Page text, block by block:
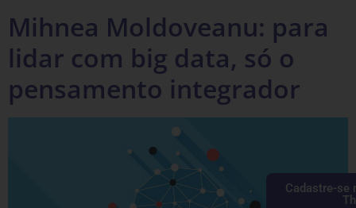
Mihnea Moldoveanu: para
lidar com big data, só o
pensamento integrador
Cadastre-se